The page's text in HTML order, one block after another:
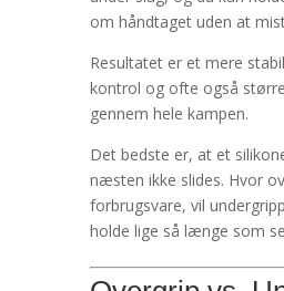
om håndtaget uden at
Resultatet er et mere
kontrol og ofte også
gennem hele kampen.
Det bedste er, at et
næsten ikke slides. Hvor
forbrugsvare, vil
holde lige så længe som